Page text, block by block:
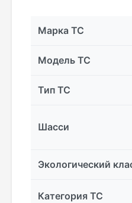
Марка ТС
Модель ТС
Тип ТС
Шасси
Экологический
Категория ТС